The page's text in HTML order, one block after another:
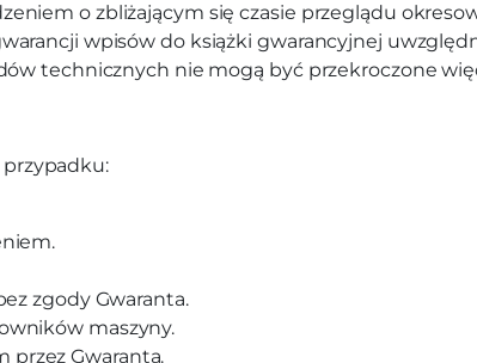
o zbliżającym się czasie przeglądu
wpisów do książki gwarancyjnej
technicznych nie mogą być przekroczone
zgody Gwaranta.
maszyny.
przez Gwaranta.